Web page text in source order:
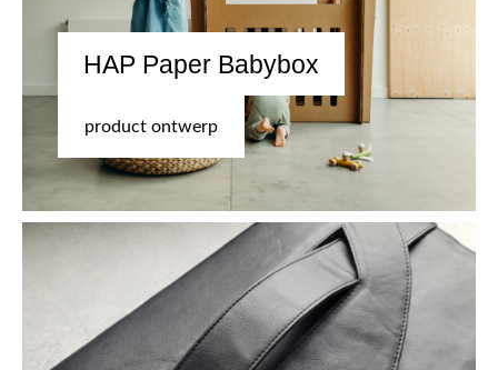
HAP Paper Babybox
product ontwerp